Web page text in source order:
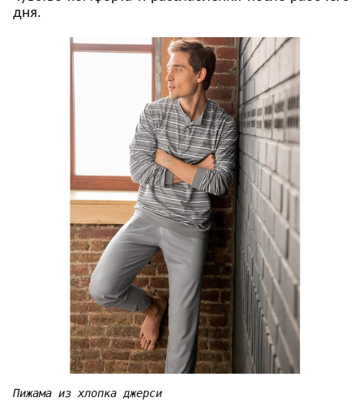
дня.
Пижама из хлопка джерси